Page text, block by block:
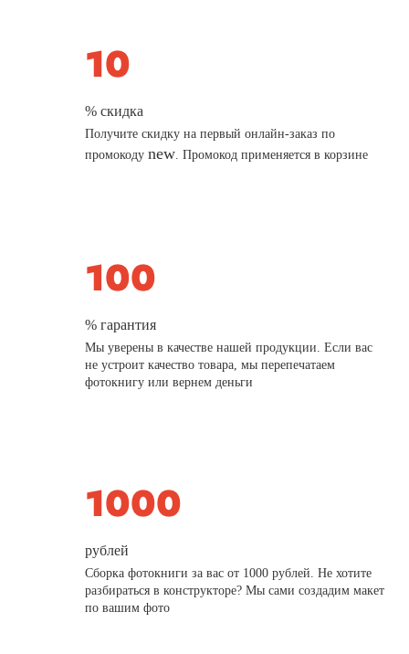
% скидка
Получите скидку на первый онлайн-заказ по
промокодуnew. Промокод применяется в корзине
% гарантия
Мы уверены в качестве нашей продукции. Если вас
не устроит качество товара, мы перепечатаем
фотокнигу или вернем деньги
рублей
Сборка фотокниги за вас от 1000 рублей. Не хотите
разбираться в конструкторе? Мы сами создадим макет
по вашим фото